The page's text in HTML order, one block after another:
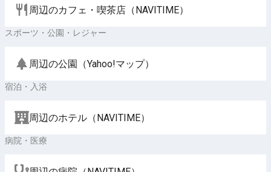
周辺のカフェ・喫茶店（NAVITIME）
スポーツ・公園・レジャー
周辺の公園（Yahoo!マップ）
宿泊・入浴
周辺のホテル（NAVITIME）
病院・医療